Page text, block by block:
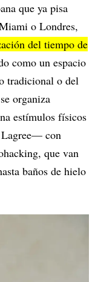
que ya pisa
o Londres,
del tiempo de
como un espacio
tradicional o del
organiza
estímulos físicos
con
que van
baños de hielo